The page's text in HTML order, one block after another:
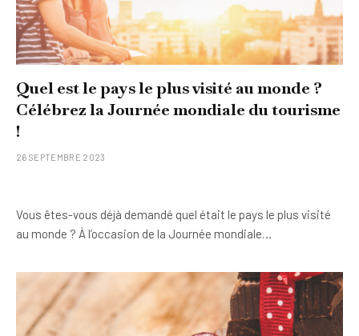
Quel est le pays le plus visité au monde ?
Célébrez la Journée mondiale du tourisme
!
26 SEPTEMBRE 2023
Vous êtes-vous déjà demandé quel était le pays le plus visité
au monde ? À l’occasion de la Journée mondiale…